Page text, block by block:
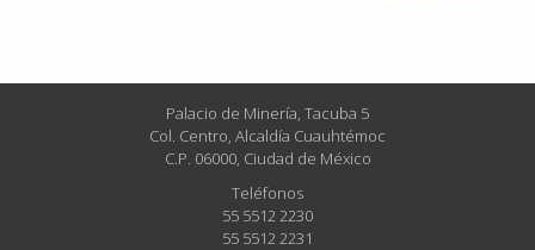
Palacio de Minería, Tacuba 5
Col. Centro, Alcaldía Cuauhtémoc
C.P. 06000, Ciudad de México
Teléfonos
55 5512 2230
55 5512 2231